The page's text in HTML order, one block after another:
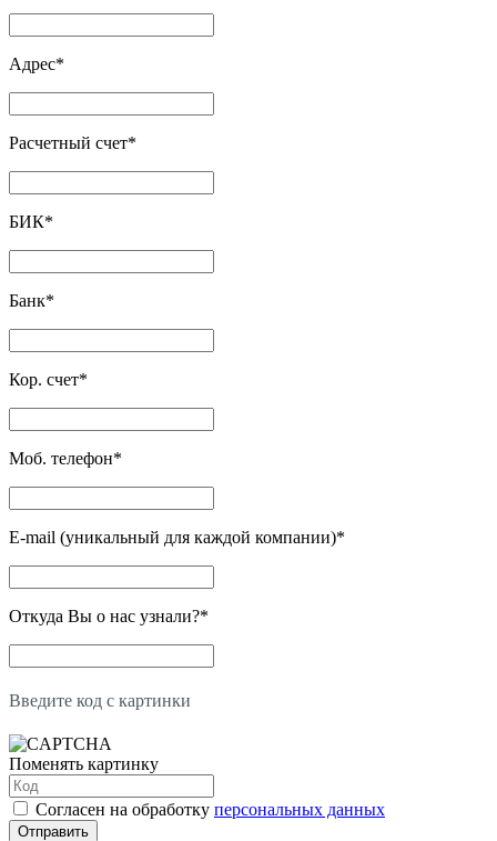
Адрес*
Расчетный счет*
БИК*
Банк*
Кор. счет*
Моб. телефон*
E-mail (уникальный для каждой компании)*
Откуда Вы о нас узнали?*
Введите код с картинки
Поменять картинку
Согласен на обработку персональных данных
Отправить